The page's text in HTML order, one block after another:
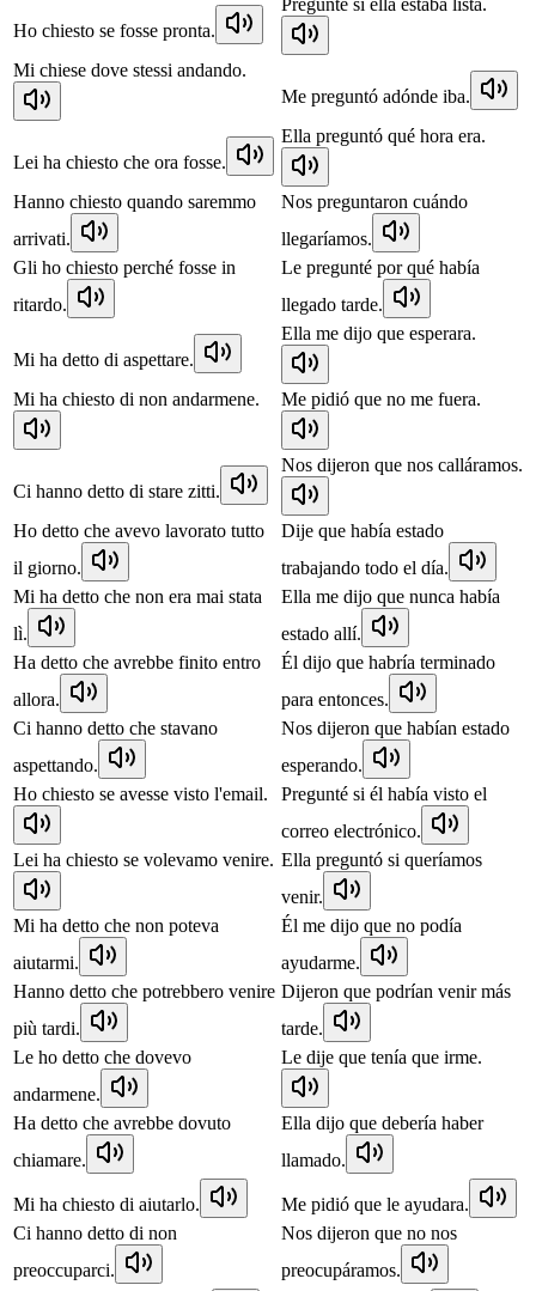
Ho chiesto se fosse pronta.
Mi chiese dove stessi andando.
Me preguntó adónde iba.
Lei ha chiesto che ora fosse.
Ella preguntó qué hora era.
Hanno chiesto quando saremmo
arrivati.
Nos preguntaron cuándo
llegaríamos.
Gli ho chiesto perché fosse in
ritardo.
Le pregunté por qué había
llegado tarde.
Mi ha detto di aspettare.
Ella me dijo que esperara.
Mi ha chiesto di non andarmene. Me pidió que no me fuera.
Ci hanno detto di stare zitti.
Nos dijeron que nos calláramos.
Ho detto che avevo lavorato tutto
il giorno.
Dije que había estado
trabajando todo el día.
Mi ha detto che non era mai stata
lì.
Ella me dijo que nunca había
estado allí.
Ha detto che avrebbe finito entro
allora.
Él dijo que habría terminado
para entonces.
Ci hanno detto che stavano
aspettando.
Nos dijeron que habían estado
esperando.
Ho chiesto se avesse visto l'email.
Pregunté si él había visto el
correo electrónico.
Lei ha chiesto se volevamo venire. Ella preguntó si queríamos
venir.
Mi ha detto che non poteva
aiutarmi.
Él me dijo que no podía
ayudarme.
Hanno detto che potrebbero venire
più tardi.
Dijeron que podrían venir más
tarde.
Le ho detto che dovevo
andarmene.
Le dije que tenía que irme.
Ha detto che avrebbe dovuto
chiamare.
Ella dijo que debería haber
llamado.
Mi ha chiesto di aiutarlo.
Me pidió que le ayudara.
Ci hanno detto di non
preoccuparci.
Nos dijeron que no nos
preocupáramos.